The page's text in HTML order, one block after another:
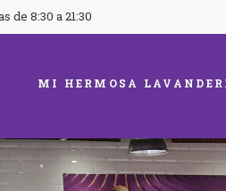
de 8:30 a 21:30
MI HERMOSA